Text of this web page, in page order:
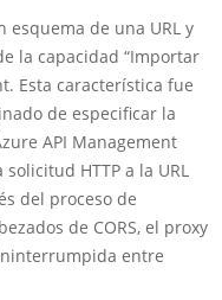
de una URL y
la capacidad “Importar
Esta característica fue
de especificar la
API Management
HTTP a la URL
del proceso de
de CORS, el proxy
entre